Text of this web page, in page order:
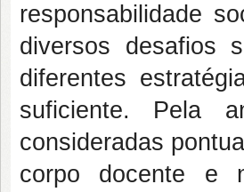
responsabilidade
diversos desafios
diferentes
suficiente. Pela
consideradas
corpo docente e